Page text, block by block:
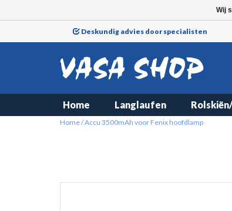
Deskundig advies door specialisten
Home Langlaufen
Home/Accu 3500mAh voor Fenix hoofdlamp
Wij